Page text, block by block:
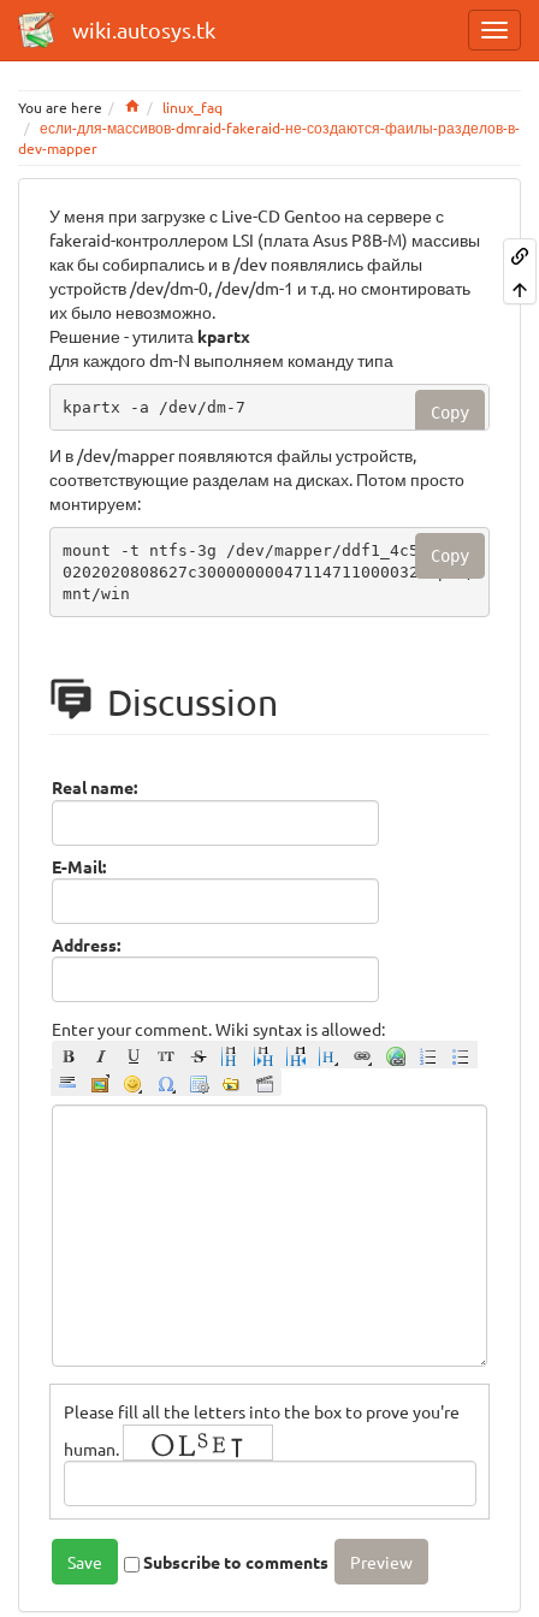
wiki.autosys.tk
You are here Homelinux_faq
если-для-массивов-dmraid-fakeraid-не-создаются-фаилы-разделов-в-
dev-mapper
У меня при загрузке с Live-CD Gentoo на сервере с
fakeraid-контроллером LSI (плата Asus P8B-M) массивы
как бы собирпались и в /dev появлялись файлы
устройств /dev/dm-0, /dev/dm-1 и т.д. но смонтировать
их было невозможно.
Решение - утилита kpartx
Для каждого dm-N выполняем команду типа
kpartx -a /dev/dm-7 Copy
И в /dev/mapper появляются файлы устройств,
соответствующие разделам на дисках. Потом просто
монтируем:
mount -t ntfs-3g /dev/mapper/ddf1_4c5349202
0202020808627c30000000047114711000032c8p2 /
mnt/win
Copy
Discussion
Real name:
E-Mail:
Address:
Enter your comment. Wiki syntax is allowed:
Please fill all the letters into the box to prove you're
human.
Subscribe to comments